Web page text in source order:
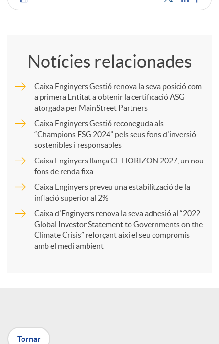
C
m
r
X
Notícies relacionades
Caixa Enginyers Gestió renova la seva posició com
a primera Entitat a obtenir la certificació ASG
atorgada per MainStreet Partners
Caixa Enginyers Gestió reconeguda als
“Champions ESG 2024” pels seus fons d'inversió
sostenibles i responsables
Caixa Enginyers llança CE HORIZON 2027, un nou
fons de renda fixa
Caixa Enginyers preveu una estabilització de la
inflació superior al 2%
Caixa d'Enginyers renova la seva adhesió al “2022
Global Investor Statement to Governments on the
Climate Crisis” reforçant així el seu compromís
amb el medi ambient
Tornar